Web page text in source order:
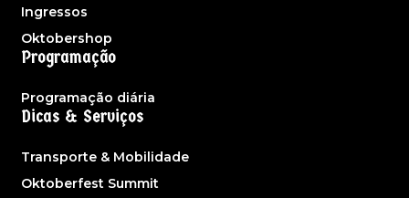
Ingressos
Oktobershop
Programação
Programação diária
Dicas & Serviços
Transporte & Mobilidade
Oktoberfest Summit